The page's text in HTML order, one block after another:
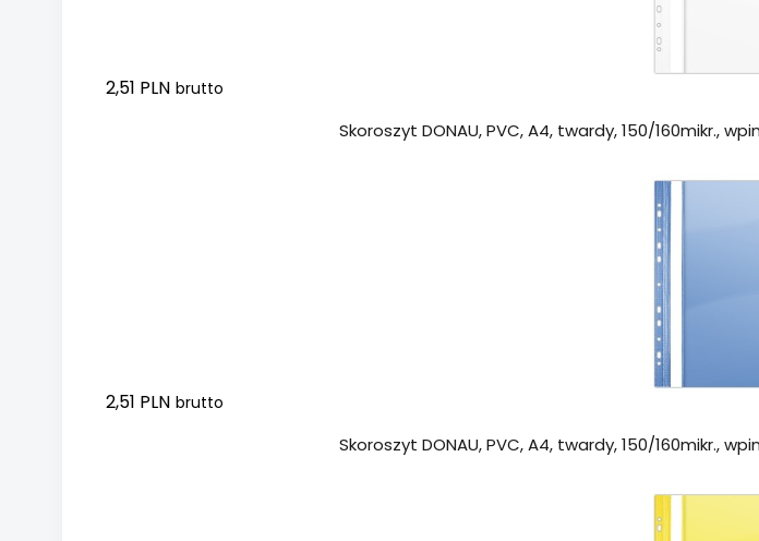
2,51 PLN brutto
Skoroszyt DONAU, PVC, A4, twardy, 150/160mikr.,
2,51 PLN brutto
Skoroszyt DONAU, PVC, A4, twardy, 150/160mikr.,